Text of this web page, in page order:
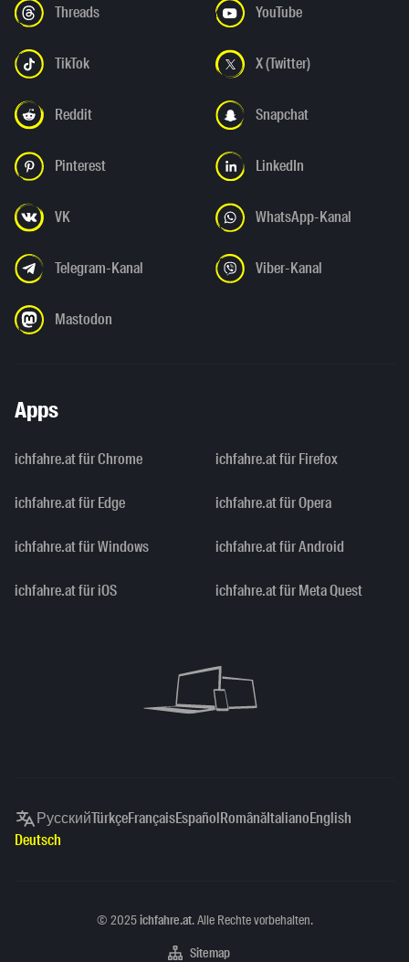
Threads YouTube
TikTok X (Twitter)
Reddit Snapchat
Pinterest LinkedIn
VK WhatsApp-Kanal
Telegram-Kanal Viber-Kanal
Mastodon
Apps
ichfahre.at für Chrome ichfahre.at für Firefox
ichfahre.at für Edge ichfahre.at für Opera
ichfahre.at für Windows ichfahre.at für Android
ichfahre.at für iOS ichfahre.at für Meta Quest
РусскийTürkçeFrançaisEspañolRomânăItalianoEnglish
Deutsch
Copyright
© 2025ichfahre.at. Alle Rechte vorbehalten.
Sitemap